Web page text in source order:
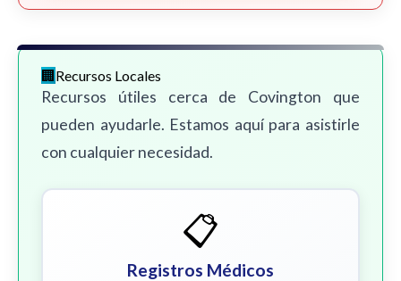
Recursos Locales
Recursos útiles cerca de Covington que
pueden ayudarle. Estamos aquí para asistirle
con cualquier necesidad.
📋
Registros Médicos